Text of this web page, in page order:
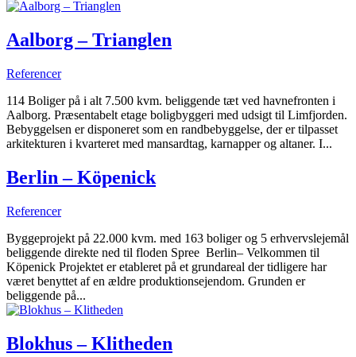
Aalborg – Trianglen
Referencer
114 Boliger på i alt 7.500 kvm. beliggende tæt ved havnefronten i
Aalborg. Præsentabelt etage boligbyggeri med udsigt til Limfjorden.
Bebyggelsen er disponeret som en randbebyggelse, der er tilpasset
arkitekturen i kvarteret med mansardtag, karnapper og altaner. I...
Berlin – Köpenick
Referencer
Byggeprojekt på 22.000 kvm. med 163 boliger og 5 erhvervslejemål
beliggende direkte ned til floden Spree Berlin– Velkommen til
Köpenick Projektet er etableret på et grundareal der tidligere har
været benyttet af en ældre produktionsejendom. Grunden er
beliggende på...
Blokhus – Klitheden